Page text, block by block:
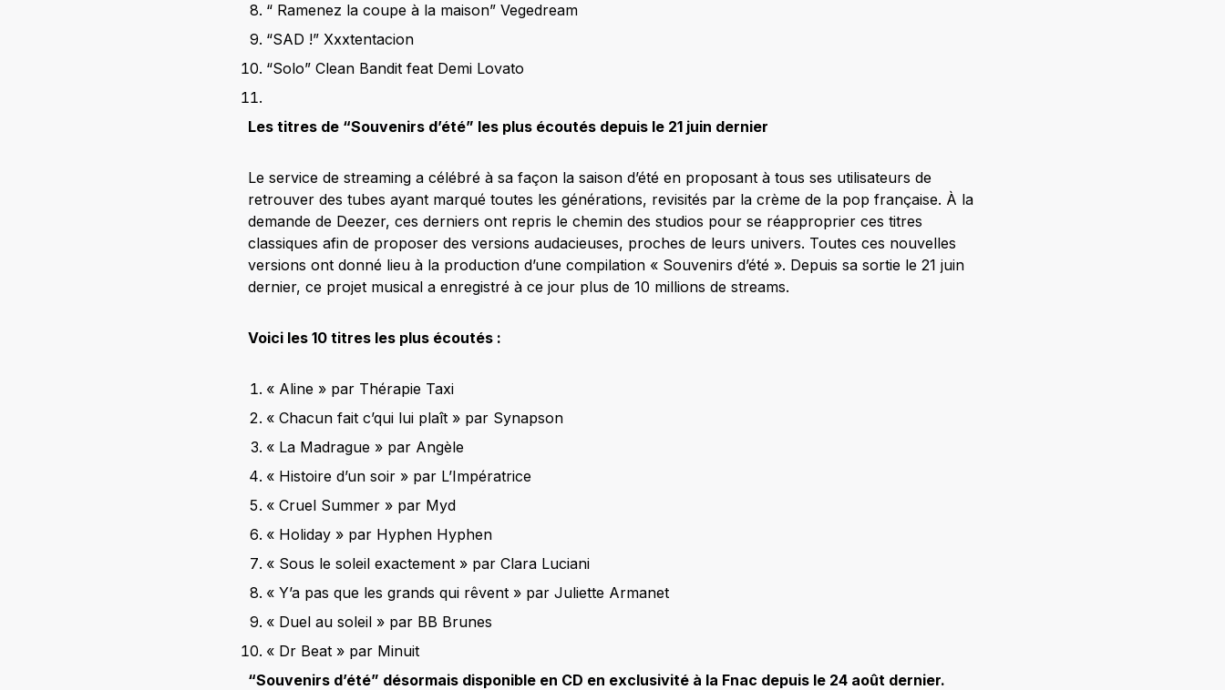
“ Ramenez la coupe à la maison” Vegedream
“SAD !” Xxxtentacion
“Solo” Clean Bandit feat Demi Lovato
Les titres de “Souvenirs d’été” les plus écoutés depuis le 21 juin dernier
Le service de streaming a célébré à sa façon la saison d’été en proposant à tous ses utilisateurs de
retrouver des tubes ayant marqué toutes les générations, revisités par la crème de la pop française. À la
demande de Deezer, ces derniers ont repris le chemin des studios pour se réapproprier ces titres
classiques afin de proposer des versions audacieuses, proches de leurs univers. Toutes ces nouvelles
versions ont donné lieu à la production d’une compilation « Souvenirs d’été ». Depuis sa sortie le 21 juin
dernier, ce projet musical a enregistré à ce jour plus de 10 millions de streams.
Voici les 10 titres les plus écoutés :
« Aline » par Thérapie Taxi
« Chacun fait c’qui lui plaît » par Synapson
« La Madrague » par Angèle
« Histoire d’un soir » par L’Impératrice
« Cruel Summer » par Myd
« Holiday » par Hyphen Hyphen
« Sous le soleil exactement » par Clara Luciani
« Y’a pas que les grands qui rêvent » par Juliette Armanet
« Duel au soleil » par BB Brunes
« Dr Beat » par Minuit
“Souvenirs d’été” désormais disponible en CD en exclusivité à la Fnac depuis le 24 août dernier.